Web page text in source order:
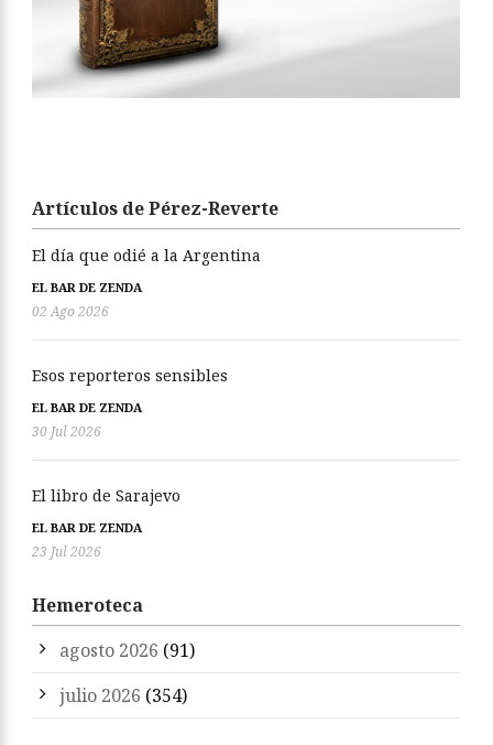
Artículos de Pérez-Reverte
El día que odié a la Argentina
EL BAR DE ZENDA
02 Ago 2026
Esos reporteros sensibles
EL BAR DE ZENDA
30 Jul 2026
El libro de Sarajevo
EL BAR DE ZENDA
23 Jul 2026
Hemeroteca
agosto 2026 (91)
julio 2026 (354)